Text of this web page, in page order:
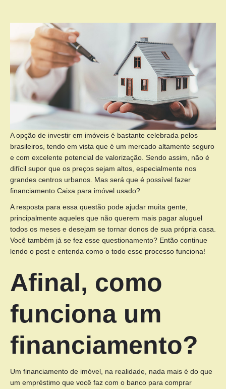
A opção de investir em imóveis é bastante celebrada pelos
brasileiros, tendo em vista que é um mercado altamente seguro
e com excelente potencial de valorização. Sendo assim, não é
difícil supor que os preços sejam altos, especialmente nos
grandes centros urbanos. Mas será que é possível fazer
financiamento Caixa para imóvel usado?
A resposta para essa questão pode ajudar muita gente,
principalmente aqueles que não querem mais pagar aluguel
todos os meses e desejam se tornar donos de sua própria casa.
Você também já se fez esse questionamento? Então continue
lendo o post e entenda como o todo esse processo funciona!
Afinal, como
funciona um
financiamento?
Um financiamento de imóvel, na realidade, nada mais é do que
um empréstimo que você faz com o banco para comprar